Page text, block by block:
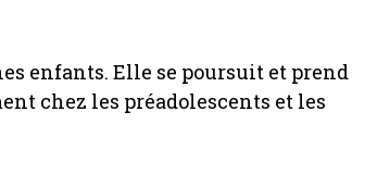
enfants. Elle se poursuit et prend
chez les préadolescents et les